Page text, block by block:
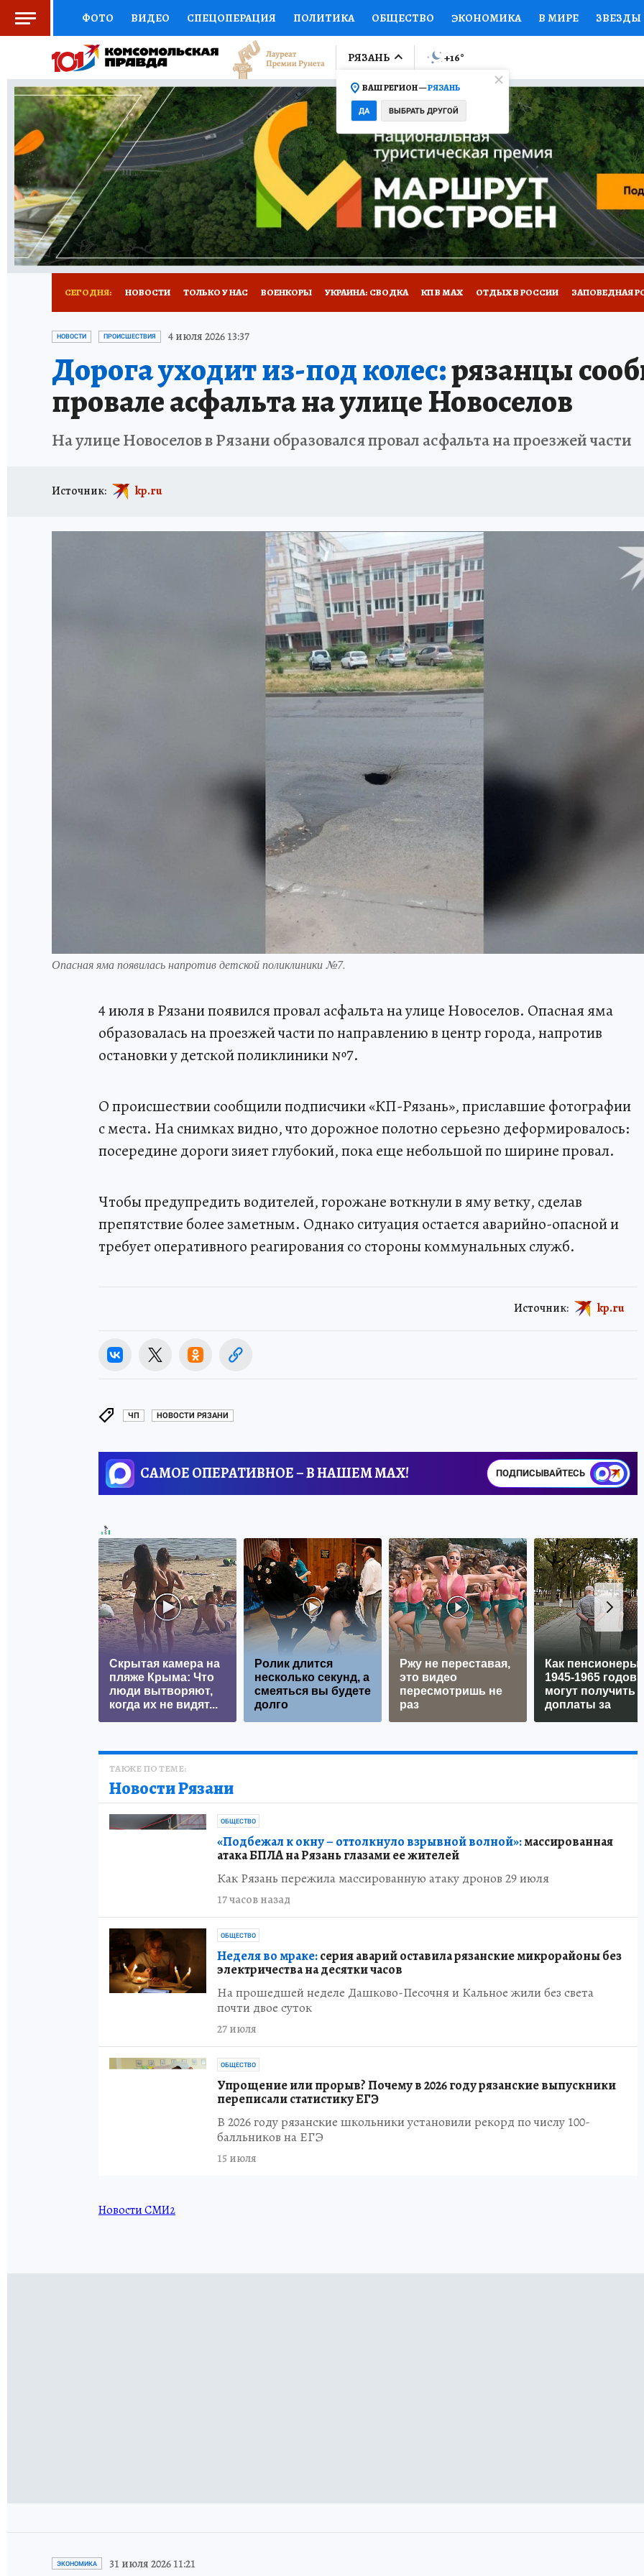
ФОТО ВИДЕО СПЕЦОПЕРАЦИЯ ПОЛИТИКА ОБЩЕСТВО ЭКОНОМИКА В МИРЕ ЗВЕЗДЫ
СОЦПОДДЕРЖКА НАУКА СПОРТ КОЛУМНИСТЫ ПРОИСШЕСТВИЯ НАЦИОНАЛЬНЫЕ
ВЫБОР ЭКСПЕРТОВ ДОКТОР ФИНАНСЫ ОТКРЫВАЕМ МИР Я ЗНАЮ СЕМЬЯ ЖЕНСКИЕ
КНИЖНАЯ ПОЛКА ПРОГНОЗЫ НА СПОРТ ПРОМОКОДЫ СЕРИАЛЫ СПЕЦПРОЕКТЫ
ПРЕСС-ЦЕНТР НЕДВИЖИМОСТЬ ТЕЛЕВИЗОР КОЛЛЕКЦИИ КОНКУРСЫ РАБОТА У НАС
РАДИО КП РЕКЛАМА ТЕСТЫ НОВОЕ НА САЙТЕ
РЯЗАНЬ
ВАШ РЕГИОН —РЯЗАНЬ
ДА ВЫБРАТЬ ДРУГОЙ
+16°
СЕГОДНЯ: НОВОСТИ ТОЛЬКО У НАС ВОЕНКОРЫ УКРАИНА: СВОДКА КП В МАХ ОТДЫХ В РОССИИ ЗАПОВЕДНАЯ
АФИША ИСПЫТАНО НА СЕБЕ
НОВОСТИ ПРОИСШЕСТВИЯ 4 июля 2026 13:37
Дорога уходит из-под колес:рязанцы
провале асфальта на улице Новоселов
На улице Новоселов в Рязани образовался провал асфальта на проезжей части
Источник: kp.ru
Опасная яма появилась напротив детской поликлиники №7.
4 июля в Рязани появился провал асфальта на улице Новоселов. Опасная яма
образовалась на проезжей части по направлению в центр города, напротив
остановки у детской поликлиники №7.
О происшествии сообщили подписчики «КП-Рязань», приславшие фотографии
с места. На снимках видно, что дорожное полотно серьезно деформировалось:
посередине дороги зияет глубокий, пока еще небольшой по ширине провал.
Чтобы предупредить водителей, горожане воткнули в яму ветку, сделав
препятствие более заметным. Однако ситуация остается аварийно-опасной и
требует оперативного реагирования со стороны коммунальных служб.
Источник: kp.ru
ЧП НОВОСТИ РЯЗАНИ
САМОЕ ОПЕРАТИВНОЕ – В НАШЕМ MAX! ПОДПИСЫВАЙТЕСЬ
Скрытая камера на
пляже Крыма: Что
люди вытворяют,
когда их не видят...
Ролик длится
несколько секунд, а
смеяться вы будете
долго
Ржу не переставая,
это видео
пересмотришь не
раз
Как пенсионеры
1945-1965 годов
могут получить
доплаты за
ТАКЖЕ ПО ТЕМЕ:
Новости Рязани
ОБЩЕСТВО
«Подбежал к окну – оттолкнуло взрывной волной»:массированная
атака БПЛА на Рязань глазами ее жителей
Как Рязань пережила массированную атаку дронов 29 июля
17 часов назад
ОБЩЕСТВО
Неделя во мраке:серия аварий оставила рязанские микрорайоны без
электричества на десятки часов
На прошедшей неделе Дашково-Песочня и Кальное жили без света
почти двое суток
27 июля
ОБЩЕСТВО
Упрощение или прорыв? Почему в 2026 году рязанские выпускники
переписали статистику ЕГЭ
В 2026 году рязанские школьники установили рекорд по числу 100-
балльников на ЕГЭ
15 июля
Новости СМИ2
ЭКОНОМИКА 31 июля 2026 11:21